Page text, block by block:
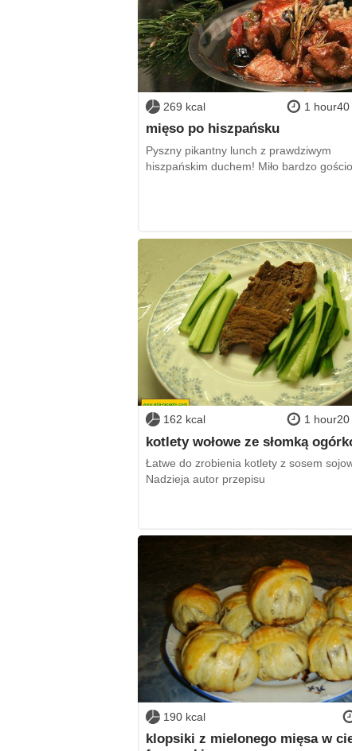
269 kcal 1
mięso po hiszpańsku
Pyszny pikantny lunch z prawdziwym
hiszpańskim duchem! Miło bardzo
162 kcal 1
kotlety wołowe ze słomką
Łatwe do zrobienia kotlety z sosem
Nadzieja autor przepisu
190 kcal
klopsiki z mielonego mięsa w